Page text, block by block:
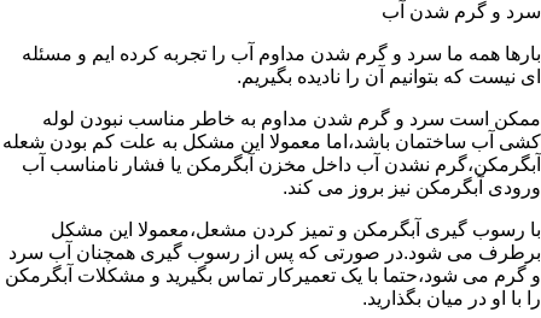
سرد و گرم شدن آب
بارها همه ما سرد و گرم شدن مداوم آب را تجربه کرده ایم و مسئله
ای نیست که بتوانیم آن را نادیده بگیریم.
ممکن است سرد و گرم شدن مداوم به خاطر مناسب نبودن لوله
کشی آب ساختمان باشد،اما معمولا این مشکل به علت کم بودن شعله
آبگرمکن،گرم نشدن آب داخل مخزن آبگرمکن یا فشار نامناسب آب
ورودی آبگرمکن نیز بروز می کند.
با رسوب گیری آبگرمکن و تمیز کردن مشعل،معمولا این مشکل
برطرف می شود.در صورتی که پس از رسوب گیری همچنان آب سرد
و گرم می شود،حتما با یک تعمیرکار تماس بگیرید و مشکلات آبگرمکن
را با او در میان بگذارید.